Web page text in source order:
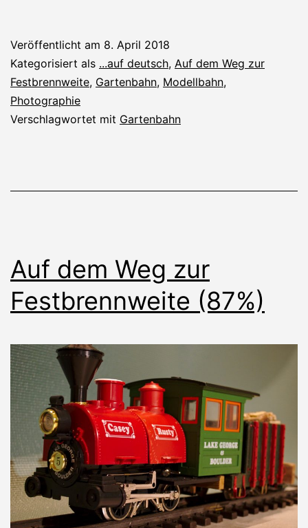
Veröffentlicht am 8. April 2018
Kategorisiert als ...auf deutsch, Auf dem Weg zur
Festbrennweite, Gartenbahn, Modellbahn,
Photographie
Verschlagwortet mit Gartenbahn
Auf dem Weg zur
Festbrennweite (87%)